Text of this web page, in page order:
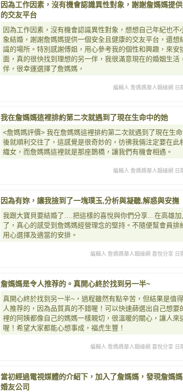
因為工作因素，沒有機會認識異性對象，謝謝詹媽媽提
的交友平台
因為工作因素，沒有機會認識異性對象，想想自己年紀也不
象結婚，謝謝詹媽媽提供一個安全且健康的交友平台，還想
識的場所。特別感謝傅姐，用心參考我的個性和興趣，來安
面，真的很快找到理想的另一伴，我很滿意現在的婚姻生活
伴，很幸運選擇了詹媽媽，
編輯人 詹媽媽華人姻緣網 日
我在詹媽媽這裡排約第二次就遇到了現在生命中的她
<詹媽媽評價> 我在詹媽媽這裡排約第二次就遇到了現在生
後就順利交往了，這感覺是很奇妙的，彷彿我倆注定要在此
織女，而詹媽媽這裡就是那座鵲橋，讓我們有機會相遇。
編輯人 詹媽媽華人姻緣網 日
因為有妳，讓我撿到了一塊璞玉,分析與凝聽,解惑與安撫
我跟大寶貝要結婚了….把這樣的喜悅與你們分享…在高雄加
了，真心的感受到詹媽媽經營理念的堅持。不隨便幫會員排
用心選擇及適當的安排。
編輯人 詹媽媽華人姻緣網 喜悅分享 日
詹媽媽是令人推荐的。真開心終於找到另一半~
真開心終於找到另一半~，過程雖然有點辛苦，但結果是值
人推荐的，因為品質真的不錯喔！可以快速蒒選出自己想要
裡的阿姨都像自己的媽媽一樣親切，很溫暖的關心，讓人來
喔！希望大家都能心想事成，福虎生豐！
編輯人 詹媽媽華人姻緣網 喜悅分享 日
當初經過電視媒體的介紹下，加入了詹媽媽，發現詹媽
婚友公司